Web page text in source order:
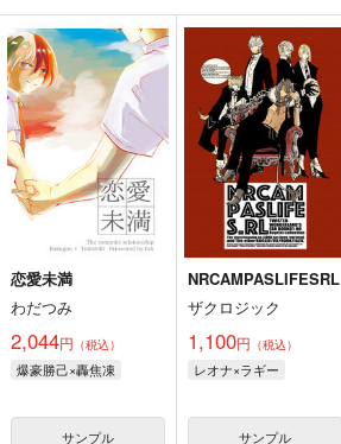
恋愛未満
わだつみ
2,044円 （税込）
爆豪勝己×轟焦凍
サンプル
NRCAMPASLIFESRL
ザクロジック
1,100円 （税込）
レオナ×ラギー
サンプル